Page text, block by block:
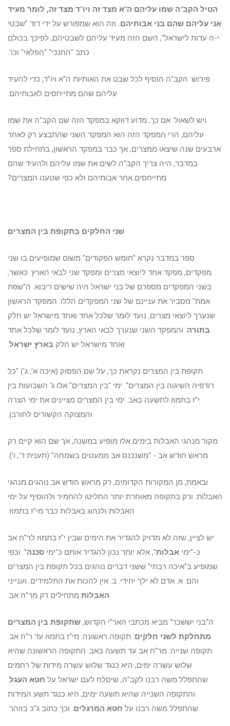
הטיל הקב"ה שמו עליהם ה"א מצד זה ויו"ד מצד זה, לומר מעיד
אני עליהם שהם בני אבותיהם. וזה הוא שמפורש על ידי דוד "שבטי
י-ה עדות לישראל", השם הזה מעיד עליהם לשבטיהם, לפיכך בכולם
כתב "החנכי" "הפלאי" וכו'.
פירוש: הקב"ה הוסיף לכל שבט את האותיות ה"א ויו"ד, כדי להעיד
עליהם שהם מתייחסים לאבותיהם.
ויש לשאול: אם כך, מדוע דווקא במפקד הזה שם הקב"ה את שמו
עליהם, הרי המפקד הזה הוא המפקד השני שהתבצע רק לאחר
ארבעים שנה שיצאו ממצרים, אך כבר במפקד הראשון, בתחילת ספר
במדבר, היה צריך הקב"ה לשים את שמו עליהם ולהעיד שהם
מתייחסים אחר אבותיהם ולא כפי שטענו המצרים?
שני החלקים בתקופת בין המצרים
ספר במדבר נקרא "חומש הפקודים" משום שמופיעים בו שני
מפקדים, מפקד אחד ליוצאי מצרים ומפקד שני לבאי הארץ. כאשר,
בשני המפקדים מספרם של בני ישראל היה שישים ריבוא. ה"שפת
אמת" מסביר את עניינם של שני המפקדים הללו: המפקד הראשון
שנערך ליוצאי מצרים, נועד לומר שלכל אחד ואחד מישראל יש חלק
בתורה. והמפקד השני שנערך לבאי הארץ, נועד לומר שלכל אחד
ואחד מישראל יש חלק בארץ ישראל.
תקופת בין המצרים נקראת כך, על שם הפסוק (איכה א', ג') "כל
רודפיה השיגוה בין המצרים". ימי "בין המצרים" אלו ג' השבועות בין
י"ז בתמוז לתשעה באב. ימי בין המצרים מציינים את ימי הצרה
והמצוקה הקשורים לחורבן.
מקור מנהגי האבלות בימים אלו מופיע במשנה, אך שם הוא קיים רק
מראש חודש אב - "משנכנס אב ממעטים בשמחה" (תענית ד', ו').
ובאמת, מן המקורות הקדומים, רק מראש חודש אב נוהגים מנהגי
האבלות. ורק בתקופה מאוחרת יותר החליטו להחמיר ולהוסיף על ימי
האבלות ולנהוג באבלות כבר מי"ז בתמוז.
יש לציין, שזה לא מדויק להגדיר את הימים שבין י"ז בתמוז לר"ח אב
כ-"ימי אבלות", אלא יותר נכון להגדיר אותם כ"ימי סכנה". וכפי
שמופיע ב"איכה רבתי" ששני דברים נוהגים בכל תקופת בין המצרים
והם: א. אדם לא ילך יחידי. ב. אין להכות את התלמידים. וענייני
האבלות מתחילים רק מר"ח אב.
ה"בני יששכר" מביא מכתבי האר"י הקדוש, שתקופת בין המצרים
מתחלקת לשני חלקים: תקופה ראשונה: מי"ז בתמוז עד ר"ח אב.
תקופה שנייה: מר"ח אב עד תשעה באב. התקופה הראשונה שהיא
שלוש עשרה ימים, היא כנגד שלוש עשרה מידות של רחמים
שהתפלל משה רבנו לקב"ה, שיסלח לעם ישראל על חטא העגל.
והתקופה השנייה שהיא תשעה ימים, היא כנגד תשע המידות
שהתפלל משה רבנו על חטא המרגלים. וכך כתוב ג"כ בזוהר.